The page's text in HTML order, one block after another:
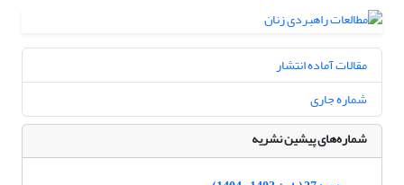
مقالات آماده انتشار
شماره جاری
شماره‌های پیشین نشریه